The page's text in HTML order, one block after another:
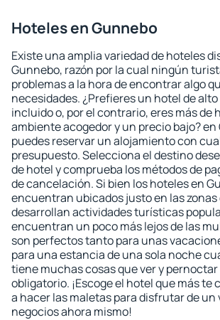
Hoteles en Gunnebo
Existe una amplia variedad de hoteles
Gunnebo, razón por la cual ningún
problemas a la hora de encontrar algo
necesidades. ¿Prefieres un hotel de
incluido o, por el contrario, eres más de
ambiente acogedor y un precio bajo?
puedes reservar un alojamiento con
presupuesto. Selecciona el destino
de hotel y comprueba los métodos de
de cancelación. Si bien los hoteles en
encuentran ubicados justo en las zonas
desarrollan actividades turísticas
encuentran un poco más lejos de las
son perfectos tanto para unas
para una estancia de una sola noche
tiene muchas cosas que ver y
obligatorio. ¡Escoge el hotel que más te
a hacer las maletas para disfrutar de un
negocios ahora mismo!